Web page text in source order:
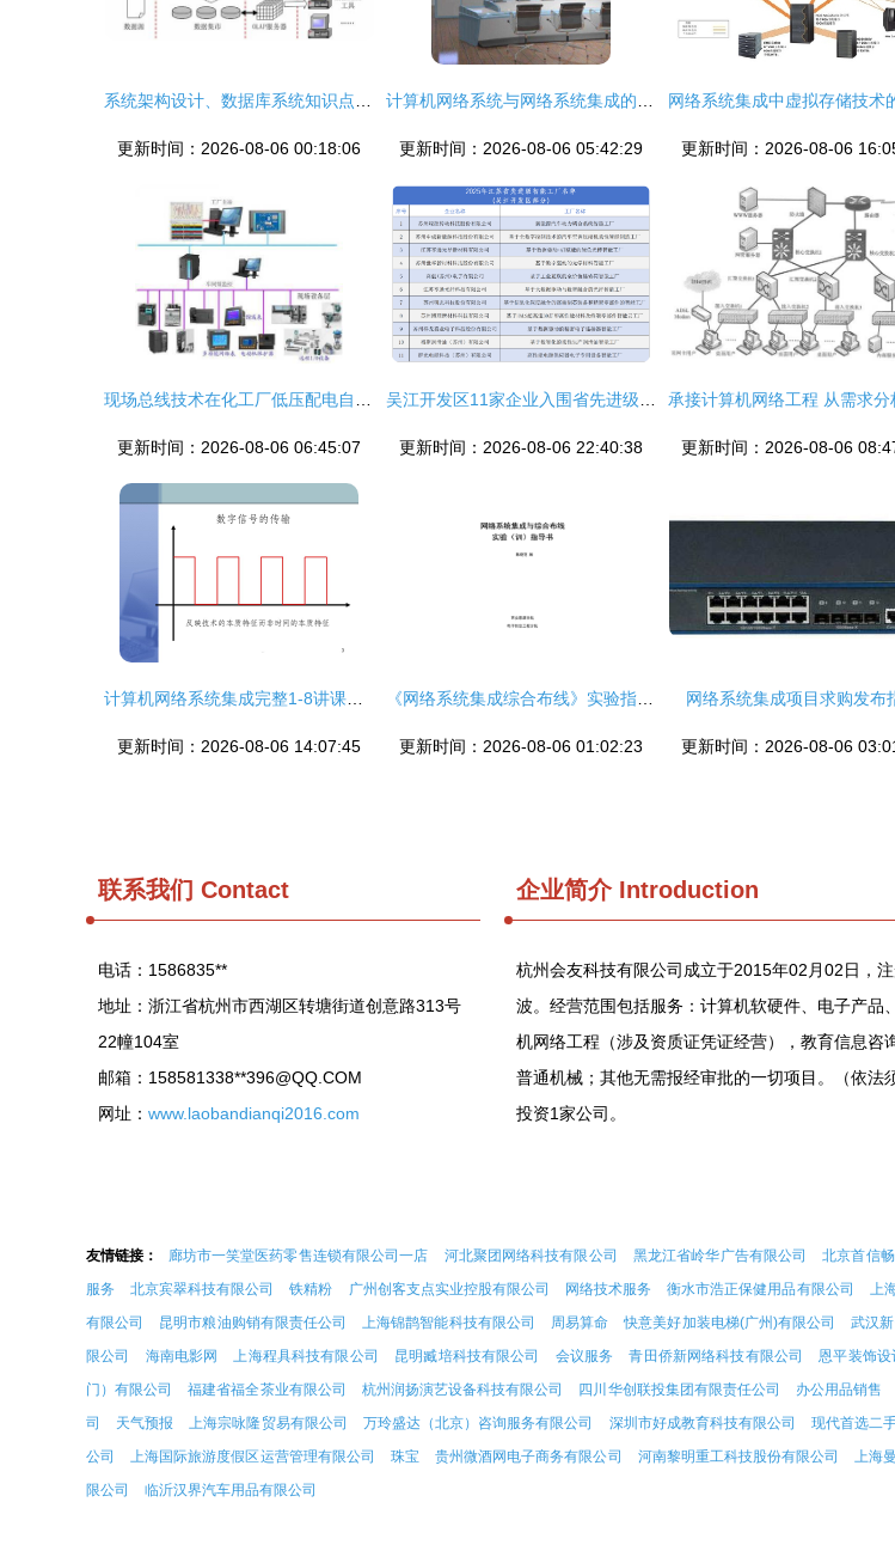
更新时间：2026-08-06 00:18:06 更新时间：2026-08-06 05:42:29 更新时间：2026-08-06
更新时间：2026-08-06 06:45:07 更新时间：2026-08-06 22:40:38 更新时间：2026-08-06
更新时间：2026-08-06 14:07:45 更新时间：2026-08-06 01:02:23
网络系统集成项目求购发布
更新时间：2026-08-06
联系我们 Contact
电话：1586835**
地址：浙江省杭州市西湖区转塘街道创意路313号
22幢104室
邮箱：158581338**396@QQ.COM
网址： www.laobandianqi2016.com
企业简介Introduction
杭州会友科技有限公司成立于2015年02月02日，
波。经营范围包括服务：计算机软硬件、电子产
机网络工程（涉及资质证凭证经营），教育信息咨
普通机械；其他无需报经审批的一切项目。（依
投资1家公司。
友情链接： 廊坊市一笑堂医药零售连锁有限公司一店 河北聚团网络科技有限公司 黑龙江省岭华广告有限公司 北京首信
服务
北京宾翠科技有限公司 铁精粉 广州创客支点实业控股有限公司 网络技术服务 衡水市浩正保健用品有限公司 上
有限公司
昆明市粮油购销有限责任公司 上海锦鹊智能科技有限公司 周易算命 快意美好加装电梯(广州)有限公司 武汉
限公司
海南电影网 上海程具科技有限公司 昆明臧培科技有限公司 会议服务 青田侨新网络科技有限公司 恩平装饰设
门）有限公司
福建省福全茶业有限公司 杭州润扬演艺设备科技有限公司 四川华创联投集团有限责任公司 办公用品销售
司
天气预报 上海宗咏隆贸易有限公司 万玲盛达（北京）咨询服务有限公司 深圳市好成教育科技有限公司 现代首选二
公司
上海国际旅游度假区运营管理有限公司 珠宝 贵州微酒网电子商务有限公司 河南黎明重工科技股份有限公司 上海
限公司
临沂汉界汽车用品有限公司